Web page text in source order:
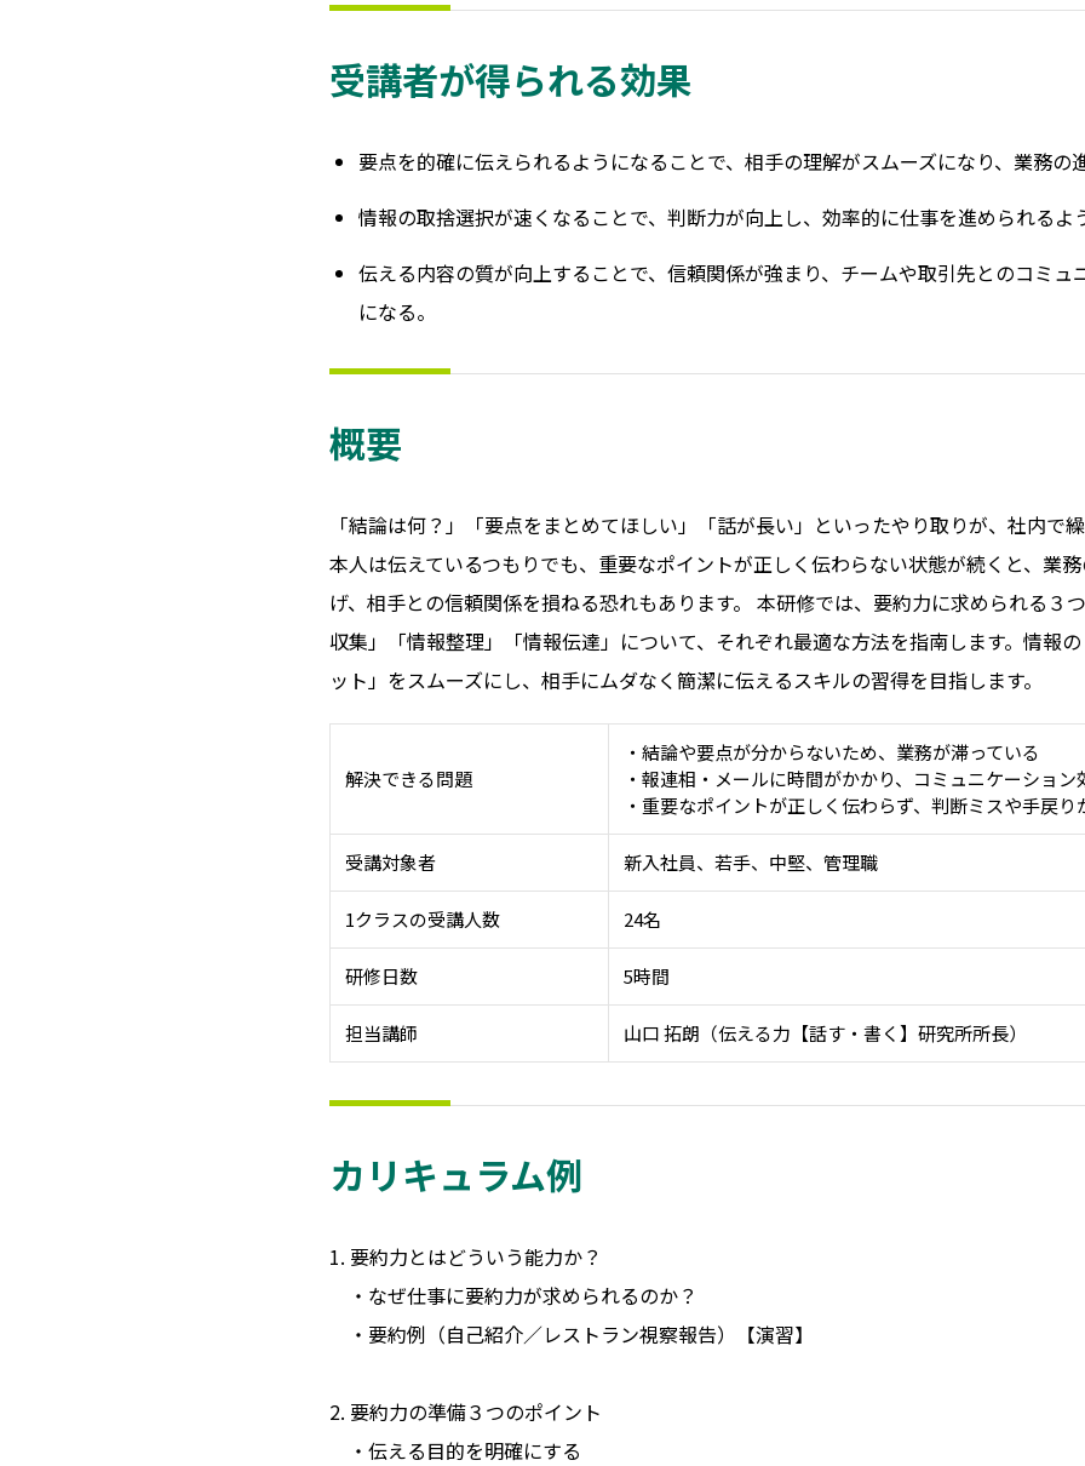
受講者が得られる効果
要点を的確に伝えられるようになることで、相手の理解がスムーズになり、業務の
情報の取捨選択が速くなることで、判断力が向上し、効率的に仕事を進められるよ
伝える内容の質が向上することで、信頼関係が強まり、チームや取引先とのコミュ
になる。
概要
「結論は何？」「要点をまとめてほしい」「話が長い」といったやり取りが、社内で
本人は伝えているつもりでも、重要なポイントが正しく伝わらない状態が続くと、業
げ、相手との信頼関係を損ねる恐れもあります。 本研修では、要約力に求められる３
収集」「情報整理」「情報伝達」について、それぞれ最適な方法を指南します。情報
ット」をスムーズにし、相手にムダなく簡潔に伝えるスキルの習得を目指します。
解決できる問題
・結論や要点が分からないため、業務が滞っている
・報連相・メールに時間がかかり、コミュニケーション
・重要なポイントが正しく伝わらず、判断ミスや手戻り
受講対象者 新入社員、若手、中堅、管理職
1クラスの受講人数 24名
研修日数 5時間
担当講師 山口 拓朗（伝える力【話す・書く】研究所所長）
カリキュラム例
1. 要約力とはどういう能力か？
・なぜ仕事に要約力が求められるのか？
・要約例（自己紹介／レストラン視察報告）【演習】
2. 要約力の準備３つのポイント
・伝える目的を明確にする